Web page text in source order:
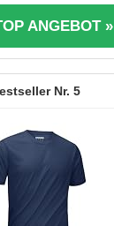
ANGEBOT »
5